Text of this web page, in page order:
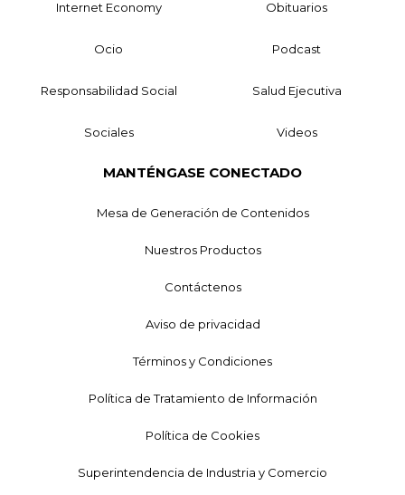
Internet Economy Obituarios
Ocio Podcast
Responsabilidad Social Salud Ejecutiva
Sociales Videos
MANTÉNGASE CONECTADO
Mesa de Generación de Contenidos
Nuestros Productos
Contáctenos
Aviso de privacidad
Términos y Condiciones
Política de Tratamiento de Información
Política de Cookies
Superintendencia de Industria y Comercio